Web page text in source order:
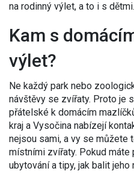
na rodinný výlet, a to i s dětmi.
Kam s
výlet?
Ne každý park nebo
návštěvy se zvířaty. Proto je
přátelské k domácím
kraj a Vysočina nabízejí
nejsou sami, a vy se můžete
místními zvířaty. Pokud
ubytování a tipy, jak balit